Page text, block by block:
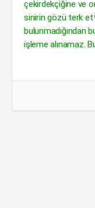
çekirdekçiğine ve
sinirin gözü terk
bulunmadığından
işleme alınamaz.